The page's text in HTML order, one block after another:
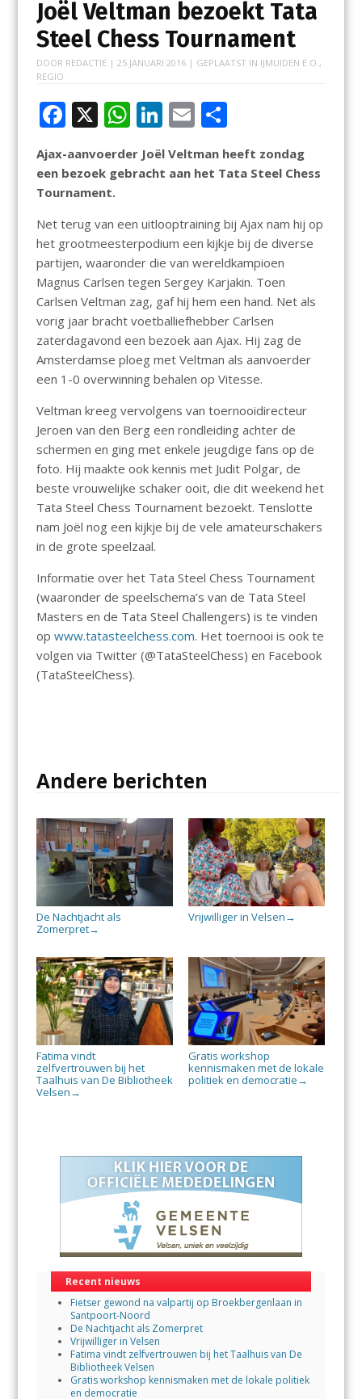
Joël Veltman bezoekt Tata
Steel Chess Tournament
DOOR REDACTIE | 25 JANUARI 2016| GEPLAATST IN IJMUIDEN E.O. ,
REGIO
F
e
b
o
o
k
X W
at
A
p
p
Li
n
k
dI
n
E
ai
D
el
e
Ajax-aanvoerder Joël Veltman heeft zondag
een bezoek gebracht aan het Tata Steel Chess
Tournament.
Net terug van een uitlooptraining bij Ajax nam hij op
het grootmeesterpodium een kijkje bij de diverse
partijen, waaronder die van wereldkampioen
Magnus Carlsen tegen Sergey Karjakin. Toen
Carlsen Veltman zag, gaf hij hem een hand. Net als
vorig jaar bracht voetballiefhebber Carlsen
zaterdagavond een bezoek aan Ajax. Hij zag de
Amsterdamse ploeg met Veltman als aanvoerder
een 1-0 overwinning behalen op Vitesse.
Veltman kreeg vervolgens van toernooidirecteur
Jeroen van den Berg een rondleiding achter de
schermen en ging met enkele jeugdige fans op de
foto. Hij maakte ook kennis met Judit Polgar, de
beste vrouwelijke schaker ooit, die dit weekend het
Tata Steel Chess Tournament bezoekt. Tenslotte
nam Joël nog een kijkje bij de vele amateurschakers
in de grote speelzaal.
Informatie over het Tata Steel Chess Tournament
(waaronder de speelschema’s van de Tata Steel
Masters en de Tata Steel Challengers) is te vinden
op www.tatasteelchess.com. Het toernooi is ook te
volgen via Twitter (@TataSteelChess) en Facebook
(TataSteelChess).
Andere berichten
De Nachtjacht als
Zomerpret→
Vrijwilliger in Velsen →
Fatima vindt
zelfvertrouwen bij het
Taalhuis van De Bibliotheek
Velsen →
Gratis workshop
kennismaken met de lokale
politiek en democratie →
Recent nieuws
Fietser gewond na valpartij op Broekbergenlaan in
Santpoort-Noord
De Nachtjacht als Zomerpret
Vrijwilliger in Velsen
Fatima vindt zelfvertrouwen bij het Taalhuis van De
Bibliotheek Velsen
Gratis workshop kennismaken met de lokale politiek
en democratie